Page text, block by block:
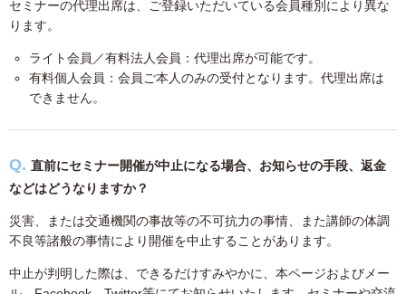
セミナーの代理出席は、ご登録いただいている会員種別により異な
ります。
ライト会員／有料法人会員：代理出席が可能です。
有料個人会員：会員ご本人のみの受付となります。代理出席は
できません。
直前にセミナー開催が中止になる場合、お知らせの手段、返金
などはどうなりますか？
災害、または交通機関の事故等の不可抗力の事情、また講師の体調
不良等諸般の事情により開催を中止することがあります。
中止が判明した際は、できるだけすみやかに、本ページおよびメー